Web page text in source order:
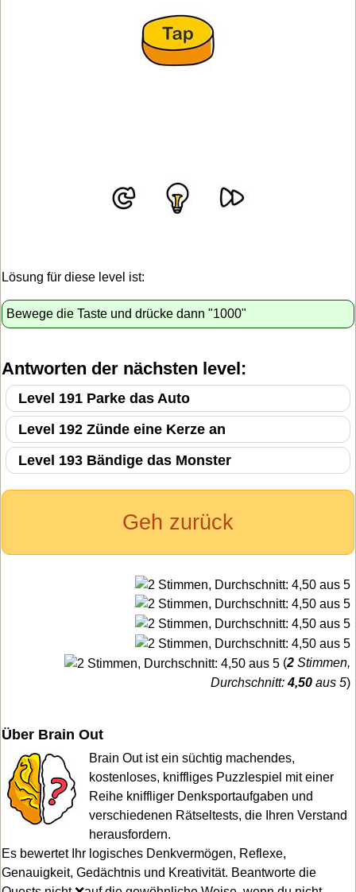
Lösung für diese level ist:
Bewege die Taste und drücke dann "1000"
Antworten der nächsten level:
Level 191 Parke das Auto
Level 192 Zünde eine Kerze an
Level 193 Bändige das Monster
Geh zurück
(2 Stimmen,
Durchschnitt:4,50 aus 5)
Über Brain Out
Brain Out ist ein süchtig machendes,
kostenloses, kniffliges Puzzlespiel mit einer
Reihe kniffliger Denksportaufgaben und
verschiedenen Rätseltests, die Ihren Verstand
herausfordern.
Es bewertet Ihr logisches Denkvermögen, Reflexe,
Genauigkeit, Gedächtnis und Kreativität. Beantworte die